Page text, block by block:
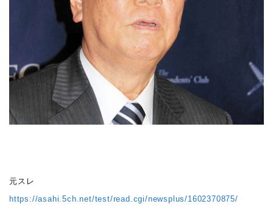
元スレ
https://asahi.5ch.net/test/read.cgi/newsplus/1602370875/